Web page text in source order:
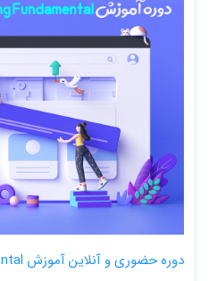
دوره حضوری و آنلاین آموزش Programming Fundamental